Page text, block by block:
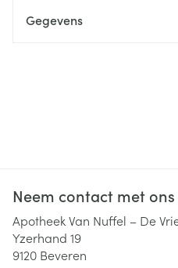
Gegevens
Neem contact met
Apotheek Van Nuffel – De
Yzerhand 19
9120 Beveren